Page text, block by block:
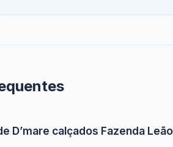
D’mare calçados Fazenda Leão